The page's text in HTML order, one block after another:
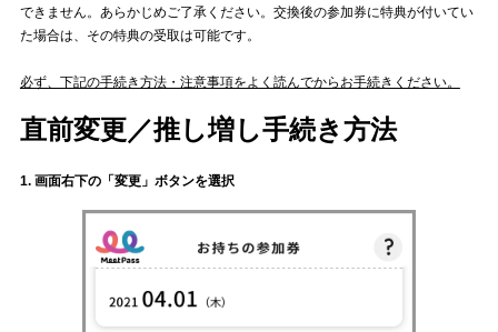
できません。あらかじめご了承ください。交換後の参加券に特典が付いてい
た場合は、その特典の受取は可能です。
必ず、下記の手続き方法・注意事項をよく読んでからお手続きください。
直前変更／推し増し手続き方法
1. 画面右下の「変更」ボタンを選択